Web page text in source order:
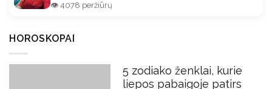
👁️ 4078 peržiūrų
HOROSKOPAI
5 zodiako ženklai, kurie
liepos pabaigoje patirs